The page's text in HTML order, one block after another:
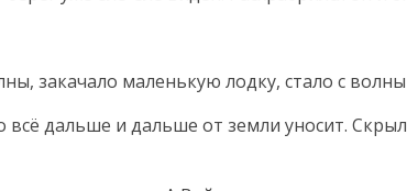
закачало маленькую лодку, стало с
всё дальше и дальше от земли уносит.